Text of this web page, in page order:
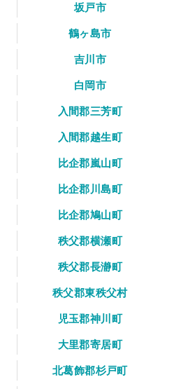
坂戸市
鶴ヶ島市
吉川市
白岡市
入間郡三芳町
入間郡越生町
比企郡嵐山町
比企郡川島町
比企郡鳩山町
秩父郡横瀬町
秩父郡長瀞町
秩父郡東秩父村
児玉郡神川町
大里郡寄居町
北葛飾郡杉戸町